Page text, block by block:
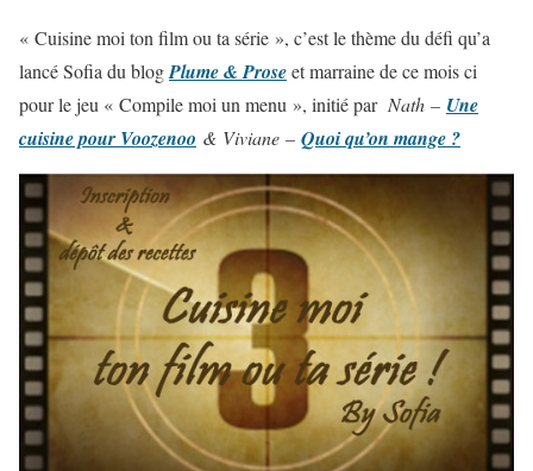
« Cuisine moi ton film ou ta série », c’est le thème du défi qu’a
lancé Sofia du blogPlume & Proseet marraine de ce mois ci
pour le jeu « Compile moi un menu », initié par Nath – Une
cuisine pour Voozenoo & Viviane – Quoi qu’on mange ?